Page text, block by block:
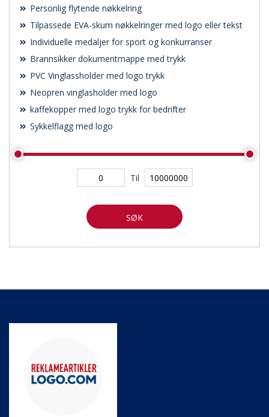
Personlig flytende nøkkelring
Tilpassede EVA-skum nøkkelringer med logo eller tekst
Individuelle medaljer for sport og konkurranser
Brannsikker dokumentmappe med trykk
PVC Vinglassholder med logo trykk
Neopren vinglasholder med logo
kaffekopper med logo trykk for bedrifter
Sykkelflagg med logo
Til
SØK